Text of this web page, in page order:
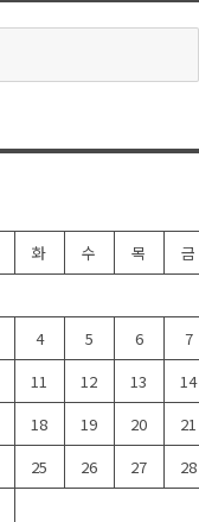
화 수 목 금
4 5 6 7
11 12 13 14
18 19 20 21
25 26 27 28